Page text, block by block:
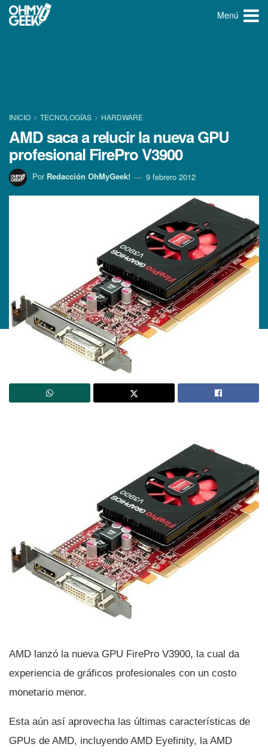
Menú
INICIO TECNOLOGÍ­AS HARDWARE
AMD saca a relucir la nueva GPU
profesional FirePro V3900
Por Redacción OhMyGeek! 9 febrero 2012
AMD lanzó la nueva GPU FirePro V3900, la cual da
experiencia de gráficos profesionales con un costo
monetario menor.
Esta aún así­ aprovecha las últimas caracterí­sticas de
GPUs de AMD, incluyendo AMD Eyefinity, la AMD